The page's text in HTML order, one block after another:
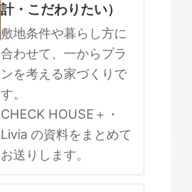
計・こだわりたい）
敷地条件や暮らし方に
合わせて、一からプラ
ンを考える家づくりで
す。
CHECK HOUSE＋・
Livia の資料をまとめて
お送りします。